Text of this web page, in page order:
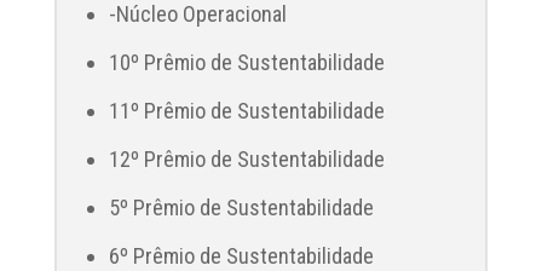
-Núcleo Operacional
10º Prêmio de Sustentabilidade
11º Prêmio de Sustentabilidade
12º Prêmio de Sustentabilidade
5º Prêmio de Sustentabilidade
6º Prêmio de Sustentabilidade